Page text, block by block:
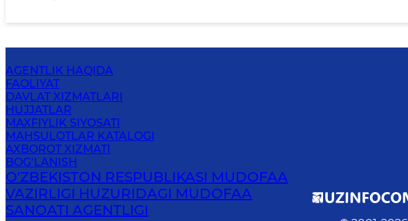
AGENTLIK HAQIDA
FAOLIYAT
DAVLAT XIZMATLARI
HUJJATLAR
MAXFIYLIK SIYOSATI
MAHSULOTLAR KATALOGI
AXBOROT XIZMATI
BOG‘LANISH
O'ZBEKISTON RESPUBLIKASI MUDOFAA
VAZIRLIGI HUZURIDAGI MUDOFAA
SANOATI AGENTLIGI